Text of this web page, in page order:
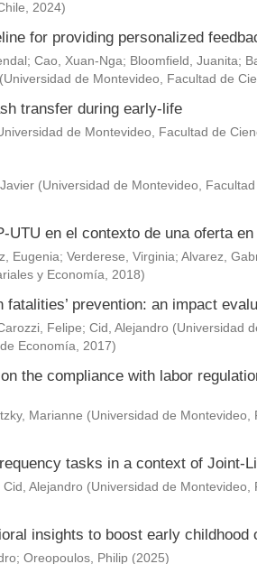
, 2024)
for providing personalized
; Cao, Xuan-Nga; Bloomfield, Juanita;
(Universidad de Montevideo, Facultad de
transfer during early-life
de Montevideo, Facultad de
(Universidad de Montevideo,
UTU en el contexto de una oferta
Eugenia; Verderese, Virginia; Alvarez,
y Economía, 2018)
prevention: an impact
Felipe; Cid, Alejandro (Universidad
Economía, 2017)
the compliance with labor
Marianne (Universidad de Montevideo,
tasks in a context of Joint-
Cid, Alejandro (Universidad de Montevideo,
insights to boost early childhood
; Oreopoulos, Philip (2025)